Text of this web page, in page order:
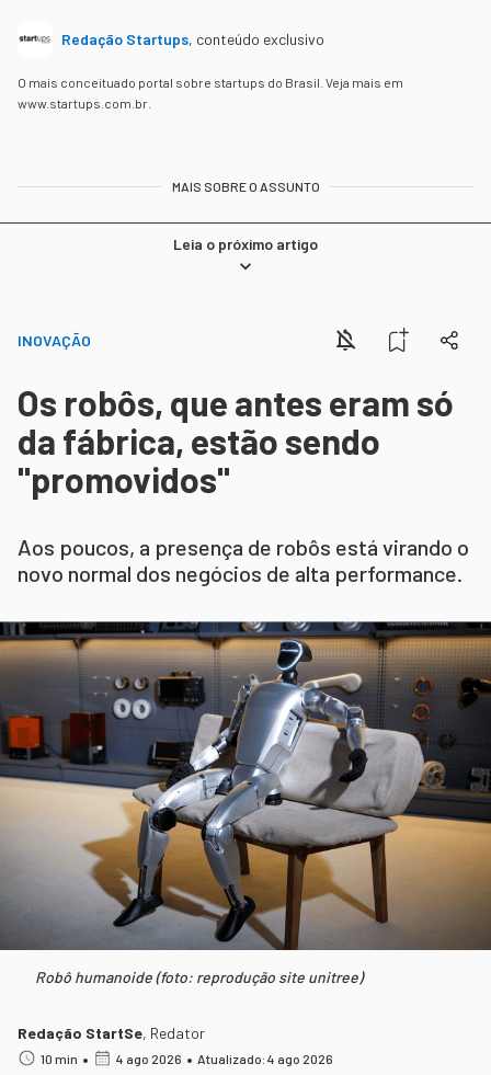
Redação Startups, conteúdo exclusivo
O mais conceituado portal sobre startups do Brasil. Veja mais em
www.startups.com.br.
MAIS SOBRE O ASSUNTO
Leia o próximo artigo
INOVAÇÃO
Os robôs, que antes eram só
da fábrica, estão sendo
"promovidos"
Aos poucos, a presença de robôs está virando o
novo normal dos negócios de alta performance.
Robô humanoide (foto: reprodução site unitree)
Redação StartSe, Redator
10 min • 4 ago 2026 • Atualizado: 4 ago 2026